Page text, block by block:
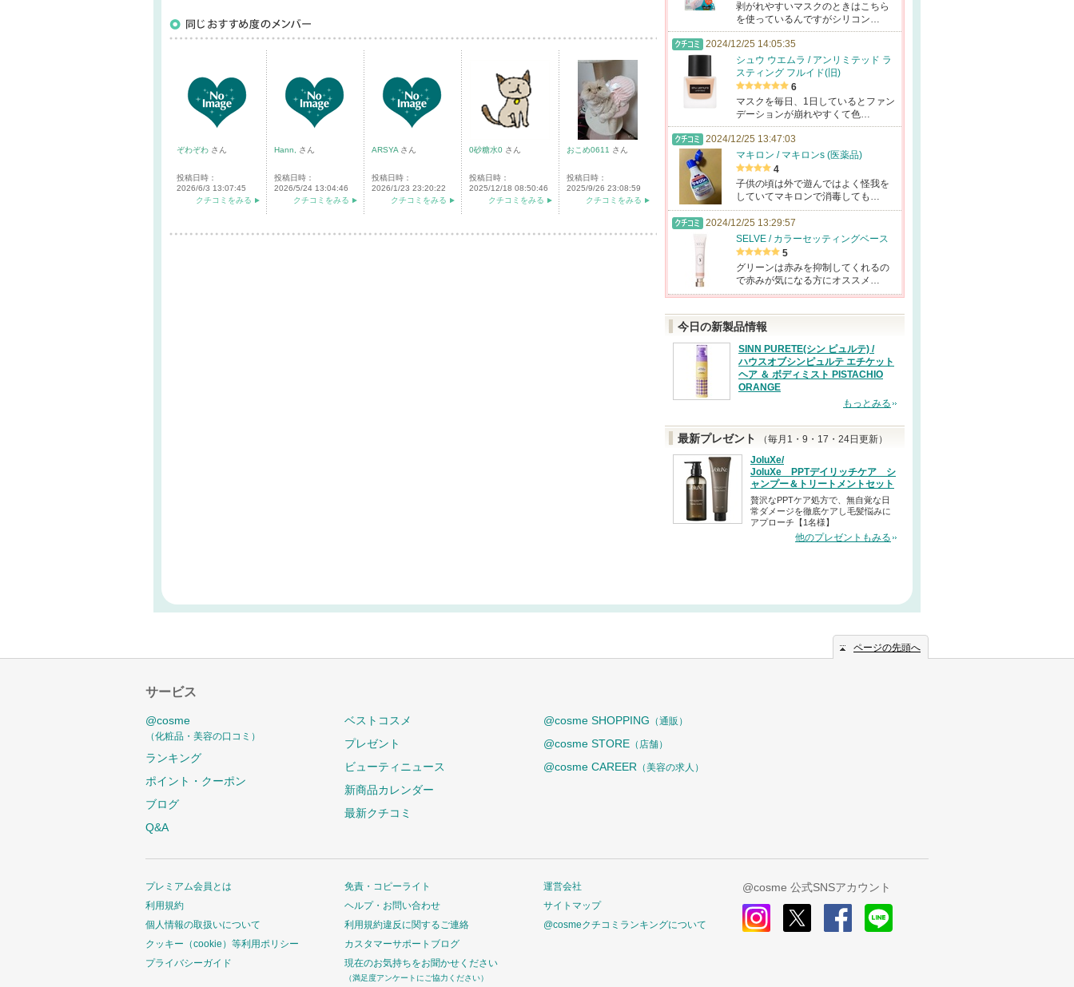
ぞわぞわ さん
投稿日時：
2026/6/3 13:07:45
クチコミをみる
Hann, さん
投稿日時：
2026/5/24 13:04:46
クチコミをみる
ARSYA さん
投稿日時：
2026/1/23 23:20:22
クチコミをみる
0砂糖水0 さん
投稿日時：
2025/12/18 08:50:46
クチコミをみる
おこめ0611 さん
投稿日時：
2025/9/26 23:08:59
クチコミをみる
剥がれやすいマスクのときはこちら
を使っているんですがシリコン…
2024/12/25 14:05:35
シュウ ウエムラ / アンリミテッド ラ
スティング フルイド(旧)
6
マスクを毎日、1日しているとファン
デーションが崩れやすくて色…
2024/12/25 13:47:03
マキロン / マキロンs (医薬品)
4
子供の頃は外で遊んではよく怪我を
していてマキロンで消毒しても…
2024/12/25 13:29:57
SELVE / カラーセッティングベース
5
グリーンは赤みを抑制してくれるの
で赤みが気になる方にオススメ…
今日の新製品情報
SINN PURETE(シン ピュルテ) /
ハウスオブシンピュルテ エチケット
ヘア ＆ ボディミスト PISTACHIO
ORANGE
もっとみる
最新プレゼント
（毎月1・9・17・24日更新）
JoluXe/
JoluXe PPTデイリッチケア シ
ャンプー＆トリートメントセット
贅沢なPPTケア処方で、無自覚な日
常ダメージを徹底ケアし毛髪悩みに
アプローチ【1名様】
他のプレゼントもみる
ページの先頭へ
サービス
@cosme
（化粧品・美容の口コミ）
ランキング
ポイント・クーポン
ブログ
Q&A
ベストコスメ
プレゼント
ビューティニュース
新商品カレンダー
最新クチコミ
@cosme SHOPPING （通販）
@cosme STORE （店舗）
@cosme CAREER （美容の求人）
プレミアム会員とは
利用規約
個人情報の取扱いについて
クッキー（cookie）等利用ポリシー
プライバシーガイド
免責・コピーライト
ヘルプ・お問い合わせ
利用規約違反に関するご連絡
カスタマーサポートブログ
現在のお気持ちをお聞かせください
（満足度アンケートにご協力ください）
運営会社
サイトマップ
@cosmeクチコミランキングについて
@cosme 公式SNSアカウント